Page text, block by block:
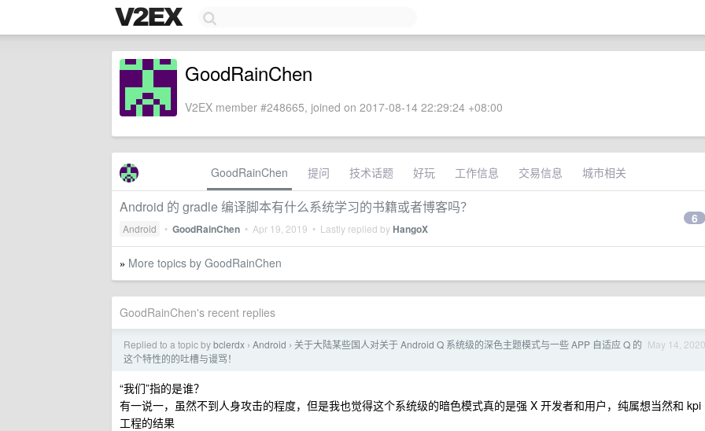
GoodRainChen
V2EX member #248665, joined on 2017-08-14 22:29:24 +08:00
GoodRainChen 提问 技术话题 好玩 工作信息 交易信息 城市相关
Android 的 gradle 编译脚本有什么系统学习的书籍或者博客吗？
Android • GoodRainChen • Apr 19, 2019 • Lastly replied byHangoX
6
» More topics by GoodRainChen
GoodRainChen's recent replies
May 14, 2020
Replied to a topic bybclerdx › Android › 关于大陆某些国人对关于 Android Q 系统级的深色主题模式与一些 APP 自适应 Q 的
这个特性的的吐槽与谩骂！
“我们”指的是谁？
有一说一，虽然不到人身攻击的程度，但是我也觉得这个系统级的暗色模式真的是强 X 开发者和用户，纯属想当然和 kpi
工程的结果